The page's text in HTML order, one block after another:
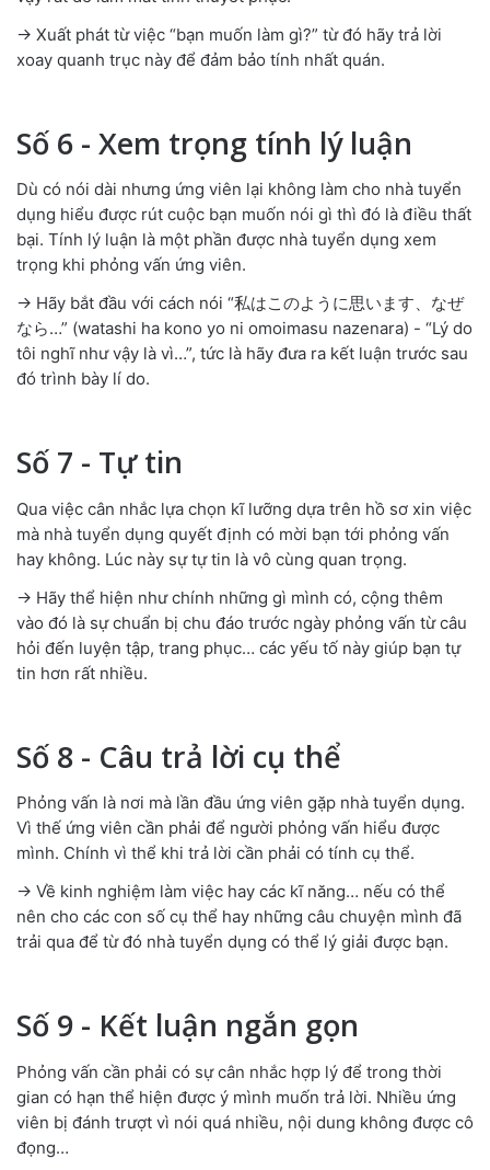
→ Xuất phát từ việc “bạn muốn làm gì?” từ đó hãy trả lời
xoay quanh trục này để đảm bảo tính nhất quán.
Số 6 - Xem trọng tính lý luận
Dù có nói dài nhưng ứng viên lại không làm cho nhà tuyển
dụng hiểu được rút cuộc bạn muốn nói gì thì đó là điều thất
bại. Tính lý luận là một phần được nhà tuyển dụng xem
trọng khi phỏng vấn ứng viên.
→ Hãy bắt đầu với cách nói “私はこのように思います、なぜ
なら…” (watashi ha kono yo ni omoimasu nazenara) - “Lý do
tôi nghĩ như vậy là vì…”, tức là hãy đưa ra kết luận trước sau
đó trình bày lí do.
Số 7 - Tự tin
Qua việc cân nhắc lựa chọn kĩ lưỡng dựa trên hồ sơ xin việc
mà nhà tuyển dụng quyết định có mời bạn tới phỏng vấn
hay không. Lúc này sự tự tin là vô cùng quan trọng.
→ Hãy thể hiện như chính những gì mình có, cộng thêm
vào đó là sự chuẩn bị chu đáo trước ngày phỏng vấn từ câu
hỏi đến luyện tập, trang phục… các yếu tố này giúp bạn tự
tin hơn rất nhiều.
Số 8 - Câu trả lời cụ thể
Phỏng vấn là nơi mà lần đầu ứng viên gặp nhà tuyển dụng.
Vì thế ứng viên cần phải để người phỏng vấn hiểu được
mình. Chính vì thể khi trả lời cần phải có tính cụ thể.
→ Về kinh nghiệm làm việc hay các kĩ năng… nếu có thể
nên cho các con số cụ thể hay những câu chuyện mình đã
trải qua để từ đó nhà tuyển dụng có thể lý giải được bạn.
Số 9 - Kết luận ngắn gọn
Phỏng vấn cần phải có sự cân nhắc hợp lý để trong thời
gian có hạn thể hiện được ý mình muốn trả lời. Nhiều ứng
viên bị đánh trượt vì nói quá nhiều, nội dung không được cô
đọng…